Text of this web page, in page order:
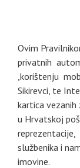
Ovim
privatnih
,korištenju
Sikirevci, te
kartica vezanih
u Hrvatskoj
reprezentacije,
službenika i
imovine.